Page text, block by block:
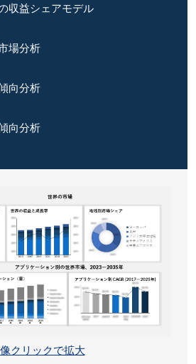
収益シェアモデル
場分析
向分析
向分析
クリックで拡大